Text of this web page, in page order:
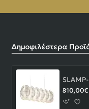
Δημοφιλέστερα
810,00€